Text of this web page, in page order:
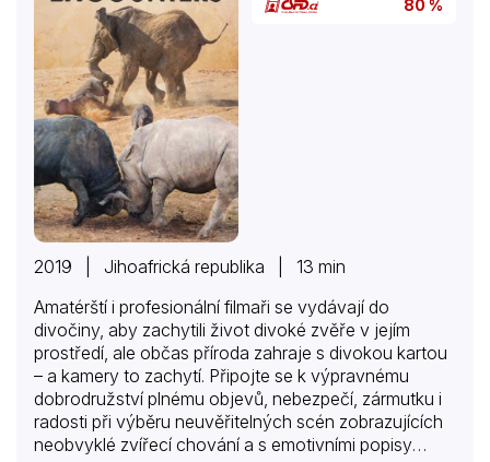
80 %
2019 | Jihoafrická republika | 13 min
Amatérští i profesionální filmaři se vydávají do
divočiny, aby zachytili život divoké zvěře v jejím
prostředí, ale občas příroda zahraje s divokou kartou
– a kamery to zachytí. Připojte se k výpravnému
dobrodružství plnému objevů, nebezpečí, zármutku i
radosti při výběru neuvěřitelných scén zobrazujících
neobvyklé zvířecí chování a s emotivními popisy